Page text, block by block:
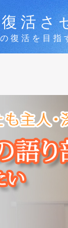
復活
復活を目